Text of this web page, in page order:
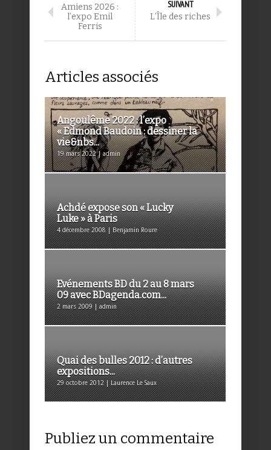
Amiens 2026 :
l’expo Emil
Ferris
SUIVANT
L’Île des riches
Articles associés
Angoulême 2022 : l’expo
« Edmond Baudoin : dessiner la
vie&nbs...
19 mars 2022 | admin
Achdé expose son « Lucky
Luke » à Paris
4 décembre 2008 | Benjamin Roure
Evénements BD du 2 au 8 mars
09 avec BDagenda.com...
2 mars 2009 | admin
Quai des bulles 2012 : d’autres
expositions...
29 octobre 2012 | Laurence Le Saux
Publiez un commentaire